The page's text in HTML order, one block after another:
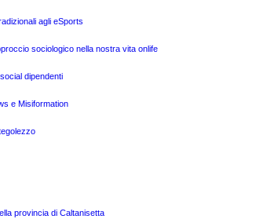
agli eSports
sociologico nella nostra vita onlife
dipendenti
e Misiformation
provincia di Caltanisetta